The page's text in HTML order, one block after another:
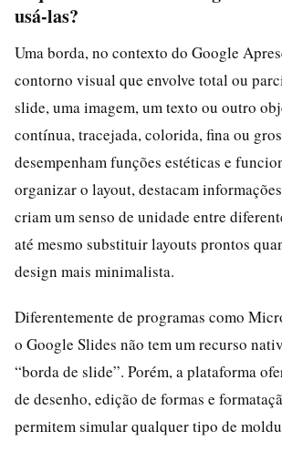
usá-las?
Uma borda, no contexto do Google
contorno visual que envolve total ou
slide, uma imagem, um texto ou outro
contínua, tracejada, colorida, fina ou
desempenham funções estéticas e
organizar o layout, destacam
criam um senso de unidade entre
até mesmo substituir layouts prontos
design mais minimalista.
Diferentemente de programas como
o Google Slides não tem um recurso
“borda de slide”. Porém, a plataforma
de desenho, edição de formas e
permitem simular qualquer tipo de